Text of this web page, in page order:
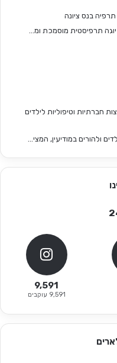
יוגה תרפיסטית מוסמכת ומ...
חברתיות וטיפוליות לילדים
ולהורים במודיעין, המצי...
9,591
9,591 עוקבים